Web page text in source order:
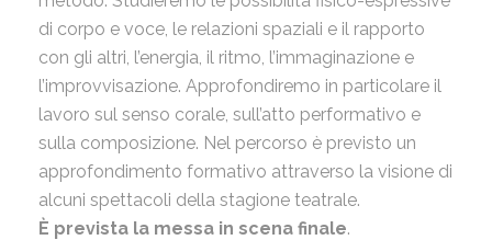
di corpo e voce, le relazioni spaziali e il rapporto
con gli altri, l’energia, il ritmo, l’immaginazione e
l’improvvisazione. Approfondiremo in particolare il
lavoro sul senso corale, sull’atto performativo e
sulla composizione. Nel percorso è previsto un
approfondimento formativo attraverso la visione di
alcuni spettacoli della stagione teatrale.
È prevista la messa in scena finale.